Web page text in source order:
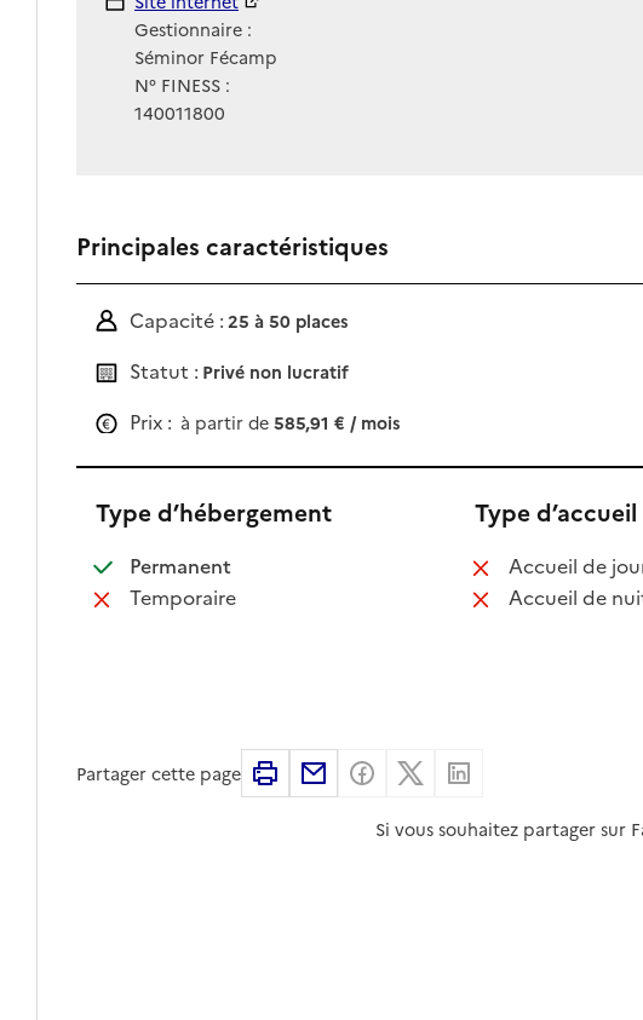
Gestionnaire :
Séminor Fécamp
N° FINESS :
140011800
Principales caractéristiques
Capacité : 25 à 50 places
Statut : Privé non lucratif
Prix : à partir de 585,91 € / mois
Type d’hébergement
Permanent: disponible
Temporaire: non disponible
Type d’accueil
Accueil de :
Accueil de:
Partager cette page ImprimerPartager par email
Partager sur Facebook
Partager sur X
Si vous souhaitez partager sur